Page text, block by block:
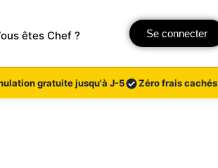
êtes Chef ? Se connecter
gratuite jusqu'à J-5 Zéro frais cachés